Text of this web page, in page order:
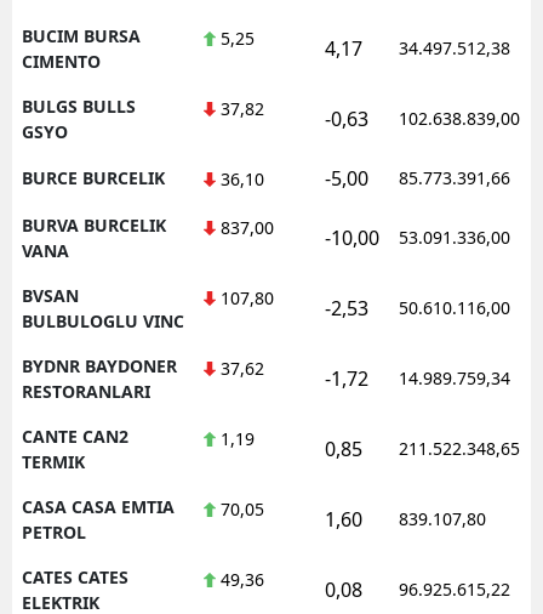
BUCIM BURSA
CIMENTO
5,25 4,17 34.497.512,38
BULGS BULLS
GSYO
37,82 -0,63 102.638.839,00
BURCE BURCELIK 36,10 -5,00 85.773.391,66
BURVA BURCELIK
VANA
837,00 -10,00 53.091.336,00
BVSAN
BULBULOGLU VINC
107,80 -2,53 50.610.116,00
BYDNR BAYDONER
RESTORANLARI
37,62 -1,72 14.989.759,34
CANTE CAN2
TERMIK
1,19 0,85 211.522.348,65
CASA CASA EMTIA
PETROL
70,05 1,60 839.107,80
CATES CATES
ELEKTRIK
49,36 0,08 96.925.615,22